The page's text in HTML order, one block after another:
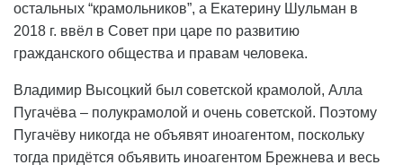
остальных “крамольников”, а Екатерину Шульман в
2018 г. ввёл в Совет при царе по развитию
гражданского общества и правам человека.
Владимир Высоцкий был советской крамолой, Алла
Пугачёва – полукрамолой и очень советской. Поэтому
Пугачёву никогда не объявят иноагентом, поскольку
тогда придётся объявить иноагентом Брежнева и весь